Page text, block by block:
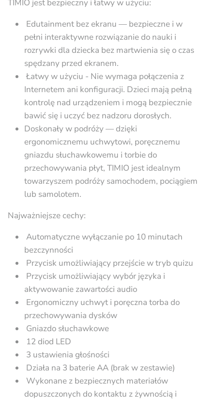
TIMIO jest bezpieczny i łatwy w użyciu:
Edutainment bez ekranu — bezpieczne i w
pełni interaktywne rozwiązanie do nauki i
rozrywki dla dziecka bez martwienia się o czas
spędzany przed ekranem.
Łatwy w użyciu - Nie wymaga połączenia z
Internetem ani konfiguracji. Dzieci mają pełną
kontrolę nad urządzeniem i mogą bezpiecznie
bawić się i uczyć bez nadzoru dorosłych.
Doskonały w podróży — dzięki
ergonomicznemu uchwytowi, poręcznemu
gniazdu słuchawkowemu i torbie do
przechowywania płyt, TIMIO jest idealnym
towarzyszem podróży samochodem, pociągiem
lub samolotem.
Najważniejsze cechy:
Automatyczne wyłączanie po 10 minutach
bezczynności
Przycisk umożliwiający przejście w tryb quizu
Przycisk umożliwiający wybór języka i
aktywowanie zawartości audio
Ergonomiczny uchwyt i poręczna torba do
przechowywania dysków
Gniazdo słuchawkowe
12 diod LED
3 ustawienia głośności
Działa na 3 baterie AA (brak w zestawie)
Wykonane z bezpiecznych materiałów
dopuszczonych do kontaktu z żywnością i